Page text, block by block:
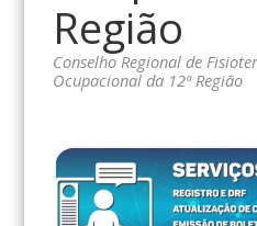
Região
Conselho Regional de
Ocupacional da 12ª Região